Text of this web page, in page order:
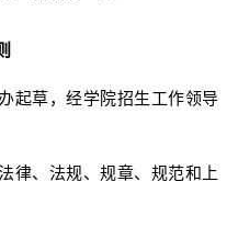
起草，经学院招生工作领导
律、法规、规章、规范和上